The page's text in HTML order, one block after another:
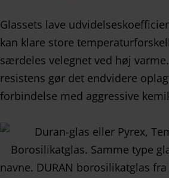
Glassets lave
kan klare store
særdeles velegnet ved høj
resistens gør det endvidere
forbindelse med aggressive